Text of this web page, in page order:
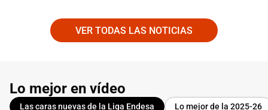
VER TODAS LAS NOTICIAS
Lo mejor en vídeo
Las caras nuevas de la Liga Endesa Lo mejor de la 2025-26